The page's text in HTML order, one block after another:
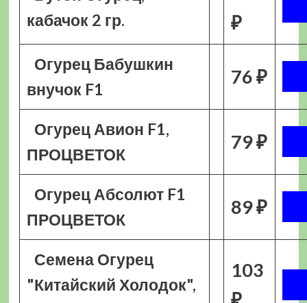
кабачок 2 гр.
₽
Огурец Бабушкин
внучок F1
76 ₽
Огурец Авион F1,
ПРОЦВЕТОК
79 ₽
Огурец Абсолют F1
ПРОЦВЕТОК
89 ₽
Семена Огурец
"Китайский Холодок",
103